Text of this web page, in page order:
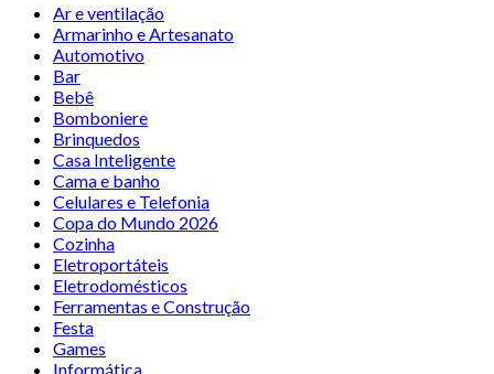
Ar e ventilação
Armarinho e Artesanato
Automotivo
Bar
Bebê
Bomboniere
Brinquedos
Casa Inteligente
Cama e banho
Celulares e Telefonia
Copa do Mundo 2026
Cozinha
Eletroportáteis
Eletrodomésticos
Ferramentas e Construção
Festa
Games
Informática